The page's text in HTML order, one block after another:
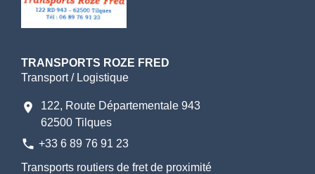
TRANSPORTS ROZE FRED
Transport / Logistique
location_on
122, Route Départementale 943
62500 Tilques
phone +33 6 89 76 91 23
Transports routiers de fret de proximité